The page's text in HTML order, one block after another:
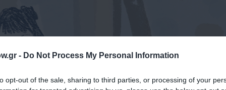
- Do Not Process My Personal Information
opt-out of the sale, sharing to third parties, or processing of your